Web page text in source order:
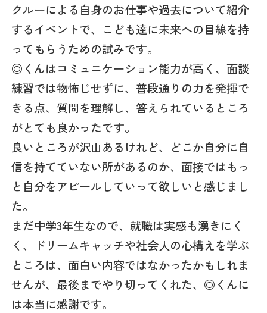
クルーによる自身のお仕事や過去について紹介
するイベントで、こども達に未来への目線を持
ってもらうための試みです。
◎くんはコミュニケーション能力が高く、面談
練習では物怖じせずに、普段通りの力を発揮で
きる点、質問を理解し、答えられているところ
がとても良かったです。
良いところが沢山あるけれど、どこか自分に自
信を持てていない所があるのか、面接ではもっ
と自分をアピールしていって欲しいと感じまし
た。
まだ中学3年生なので、就職は実感も湧きにく
く、ドリームキャッチや社会人の心構えを学ぶ
ところは、面白い内容ではなかったかもしれま
せんが、最後までやり切ってくれた、◎くんに
は本当に感謝です。